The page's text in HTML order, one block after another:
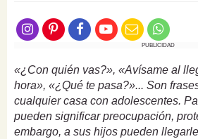
PUBLICIDAD
«¿Con quién vas?», «Avísame al
hora», «¿Qué te pasa?»... Son
cualquier casa con adolescentes.
pueden significar preocupación,
embargo, a sus hijos pueden